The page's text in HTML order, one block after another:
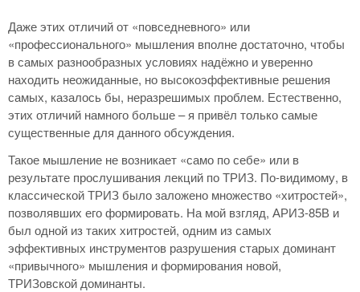
Даже этих отличий от «повседневного» или
«профессионального» мышления вполне достаточно, чтобы
в самых разнообразных условиях надёжно и уверенно
находить неожиданные, но высокоэффективные решения
самых, казалось бы, неразрешимых проблем. Естественно,
этих отличий намного больше – я привёл только самые
существенные для данного обсуждения.
Такое мышление не возникает «само по себе» или в
результате прослушивания лекций по ТРИЗ. По-видимому, в
классической ТРИЗ было заложено множество «хитростей»,
позволявших его формировать. На мой взгляд, АРИЗ-85В и
был одной из таких хитростей, одним из самых
эффективных инструментов разрушения старых доминант
«привычного» мышления и формирования новой,
ТРИЗовской доминанты.